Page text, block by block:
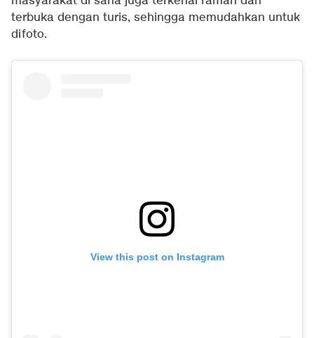
terbuka dengan turis, sehingga memudahkan untuk
difoto.
View this post on Instagram